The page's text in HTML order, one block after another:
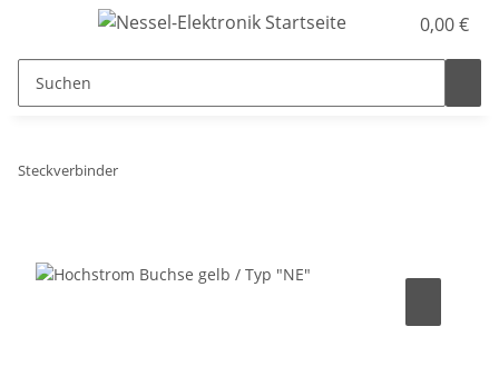
0,00 €
Steckverbinder